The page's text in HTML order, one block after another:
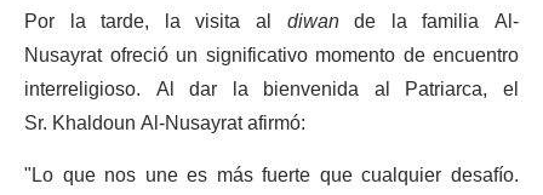
Por la tarde, la visita al diwande la familia Al-
Nusayrat ofreció un significativo momento de encuentro
interreligioso. Al dar la bienvenida al Patriarca, el
Sr. Khaldoun Al-Nusayrat afirmó:
"Lo que nos une es más fuerte que cualquier desafío.